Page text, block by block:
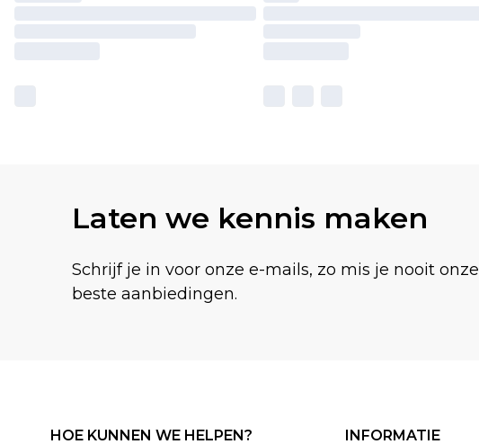
Laten we kennis maken
Schrijf je in voor onze e-mails, zo mis je nooit onze
beste aanbiedingen.
HOE KUNNEN WE HELPEN? INFORMATIE